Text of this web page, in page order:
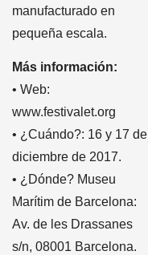
manufacturado en
pequeña escala.
Más información:
• Web:
www.festivalet.org
• ¿Cuándo?: 16 y 17 de
diciembre de 2017.
• ¿Dónde? Museu
Marítim de Barcelona:
Av. de les Drassanes
s/n, 08001 Barcelona.